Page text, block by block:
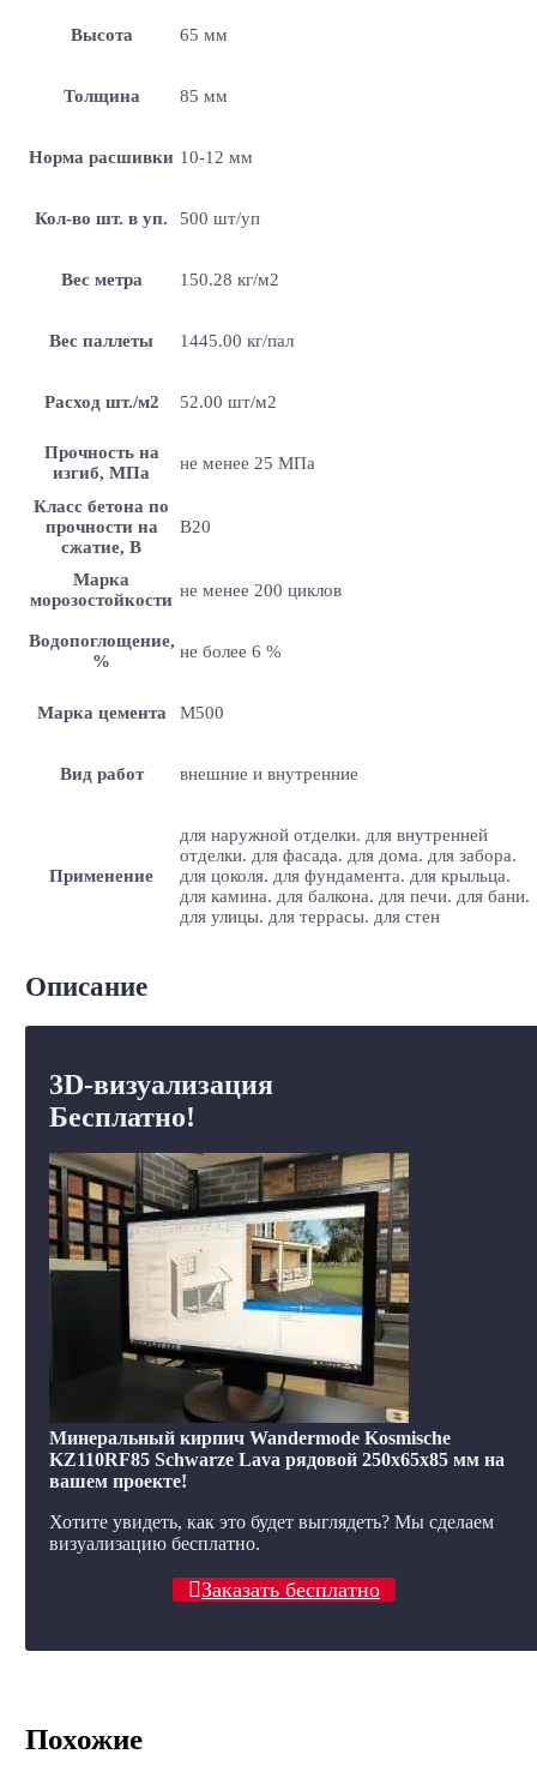
Высота 65 мм
Толщина 85 мм
Норма расшивки 10-12 мм
Кол-во шт. в уп. 500 шт/уп
Вес метра 150.28 кг/м2
Вес паллеты 1445.00 кг/пал
Расход шт./м2 52.00 шт/м2
Прочность на
изгиб, МПа
не менее 25 МПа
Класс бетона по
прочности на
сжатие, В
B20
Марка
морозостойкости не менее 200 циклов
Водопоглощение,
%
не более 6 %
Марка цемента M500
Вид работ внешние и внутренние
Применение
для наружной отделки. для внутренней
отделки. для фасада. для дома. для забора.
для цоколя. для фундамента. для крыльца.
для камина. для балкона. для печи. для бани.
для улицы. для террасы. для стен
Описание
3D-визуализация
Бесплатно!
Минеральный кирпич Wandermode Kosmische
KZ110RF85 Schwarze Lava рядовой 250x65x85 мм на
вашем проекте!
Хотите увидеть, как это будет выглядеть? Мы сделаем
визуализацию бесплатно.
Заказать бесплатно
Похожие